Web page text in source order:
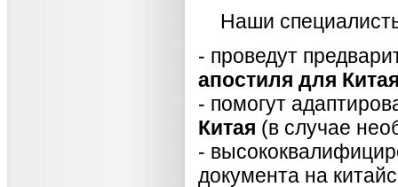
Наши
- проведут
апостиля для
- помогут
Китая (в случае
-
документа на